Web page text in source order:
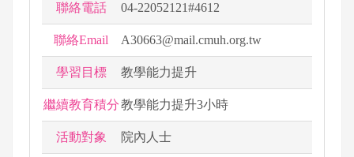
聯絡電話 04-22052121#4612
聯絡Email A30663@mail.cmuh.org.tw
學習目標 教學能力提升
繼續教育積分教學能力提升3小時
活動對象 院內人士